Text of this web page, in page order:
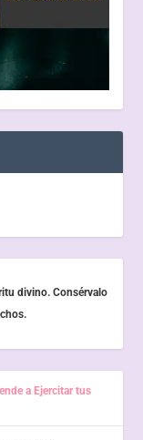
divino. Consérvalo
a Ejercitar tus